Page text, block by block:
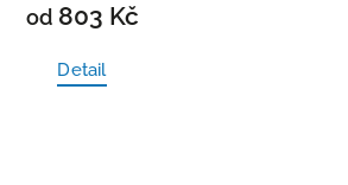
od803 Kč
Detail